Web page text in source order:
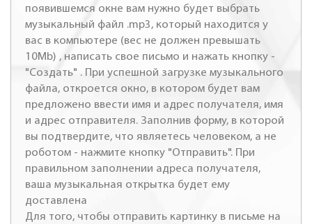
появившемся окне вам нужно будет выбрать
музыкальный файл .mp3, который находится у
вас в компьютере (вес не должен превышать
10Mb) , написать свое письмо и нажать кнопку -
"Создать" . При успешной загрузке музыкального
файла, откроется окно, в котором будет вам
предложено ввести имя и адрес получателя, имя
и адрес отправителя. Заполнив форму, в которой
вы подтвердите, что являетесь человеком, а не
роботом - нажмите кнопку "Отправить". При
правильном заполнении адреса получателя,
ваша музыкальная открытка будет ему
доставлена
Для того, чтобы отправить картинку в письме на